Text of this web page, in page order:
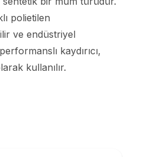
polietilen
ve endüstriyel
kaydırıcı,
kullanılır.